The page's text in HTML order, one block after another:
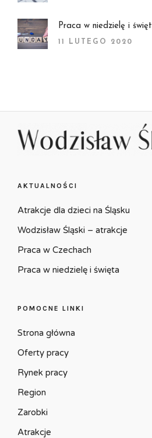
Praca w niedzielę i
11 LUTEGO 2020
AKTUALNOŚCI
Atrakcje dla dzieci na Śląsku
Wodzisław Śląski – atrakcje
Praca w Czechach
Praca w niedzielę i święta
POMOCNE LINKI
Strona główna
Oferty pracy
Rynek pracy
Region
Zarobki
Atrakcje